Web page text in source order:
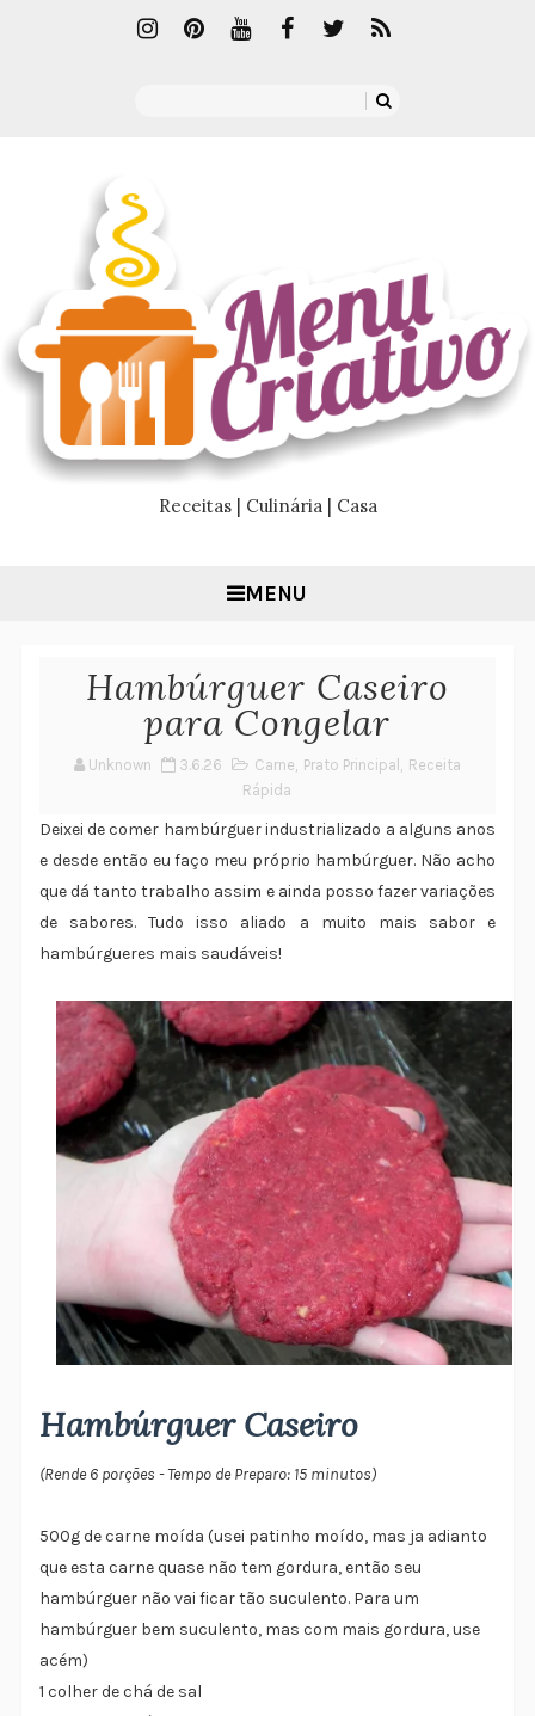
Receitas | Culinária | Casa
MENU
Hambúrguer Caseiro
para Congelar
Unknown 3.6.26 Carne, Prato Principal , Receita
Rápida
Deixei de comer hambúrguer industrializado a alguns anos
e desde então eu faço meu próprio hambúrguer. Não acho
que dá tanto trabalho assim e ainda posso fazer variações
de sabores. Tudo isso aliado a muito mais sabor e
hambúrgueres mais saudáveis!
Hambúrguer Caseiro
(Rende 6 porções - Tempo de Preparo: 15 minutos)
500g de carne moída (usei patinho moído, mas ja adianto
que esta carne quase não tem gordura, então seu
hambúrguer não vai ficar tão suculento. Para um
hambúrguer bem suculento, mas com mais gordura, use
acém)
1 colher de chá de sal